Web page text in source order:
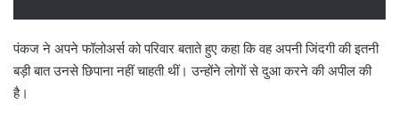
पंकज ने अपने फॉलोअर्स को परिवार बताते हुए कहा कि वह अपनी जिंदगी की इतनी
बड़ी बात उनसे छिपाना नहीं चाहती थीं। उन्होंने लोगों से दुआ करने की अपील की
है।